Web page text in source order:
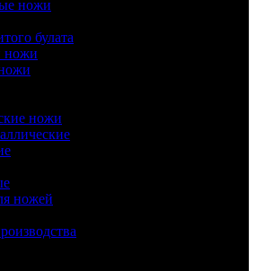
ножи
булата
ножи
ножи
ножей